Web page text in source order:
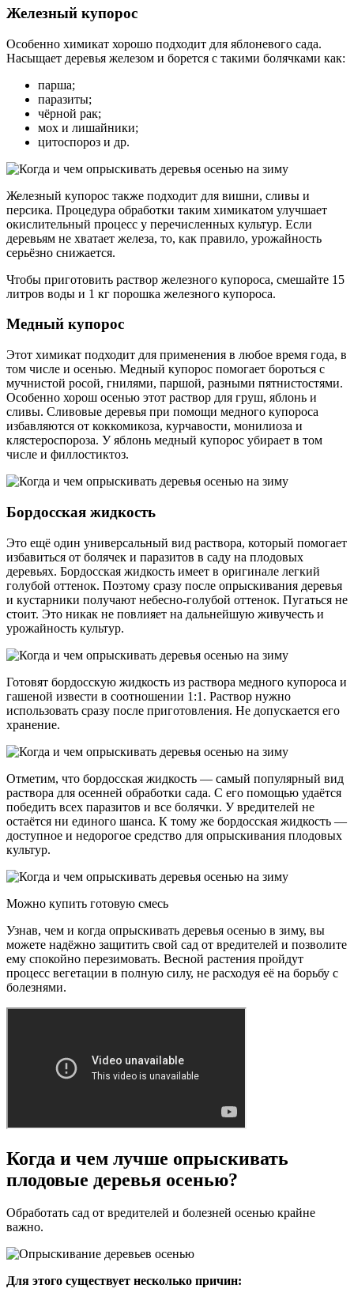
Железный купорос
Особенно химикат хорошо подходит для яблоневого сада.
Насыщает деревья железом и борется с такими болячками как:
парша;
паразиты;
чёрной рак;
мох и лишайники;
цитоспороз и др.
Железный купорос также подходит для вишни, сливы и
персика. Процедура обработки таким химикатом улучшает
окислительный процесс у перечисленных культур. Если
деревьям не хватает железа, то, как правило, урожайность
серьёзно снижается.
Чтобы приготовить раствор железного купороса, смешайте 15
литров воды и 1 кг порошка железного купороса.
Медный купорос
Этот химикат подходит для применения в любое время года, в
том числе и осенью. Медный купорос помогает бороться с
мучнистой росой, гнилями, паршой, разными пятнистостями.
Особенно хорош осенью этот раствор для груш, яблонь и
сливы. Сливовые деревья при помощи медного купороса
избавляются от коккомикоза, курчавости, монилиоза и
клястероспороза. У яблонь медный купорос убирает в том
числе и филлостиктоз.
Бордосская жидкость
Это ещё один универсальный вид раствора, который помогает
избавиться от болячек и паразитов в саду на плодовых
деревьях. Бордосская жидкость имеет в оригинале легкий
голубой оттенок. Поэтому сразу после опрыскивания деревья
и кустарники получают небесно-голубой оттенок. Пугаться не
стоит. Это никак не повлияет на дальнейшую живучесть и
урожайность культур.
Готовят бордосскую жидкость из раствора медного купороса и
гашеной извести в соотношении 1:1. Раствор нужно
использовать сразу после приготовления. Не допускается его
хранение.
Отметим, что бордосская жидкость — самый популярный вид
раствора для осенней обработки сада. С его помощью удаётся
победить всех паразитов и все болячки. У вредителей не
остаётся ни единого шанса. К тому же бордосская жидкость —
доступное и недорогое средство для опрыскивания плодовых
культур.
Можно купить готовую смесь
Узнав, чем и когда опрыскивать деревья осенью в зиму, вы
можете надёжно защитить свой сад от вредителей и позволите
ему спокойно перезимовать. Весной растения пройдут
процесс вегетации в полную силу, не расходуя её на борьбу с
болезнями.
Когда и чем лучше опрыскивать
плодовые деревья осенью?
Обработать сад от вредителей и болезней осенью крайне
важно.
Для этого существует несколько причин: